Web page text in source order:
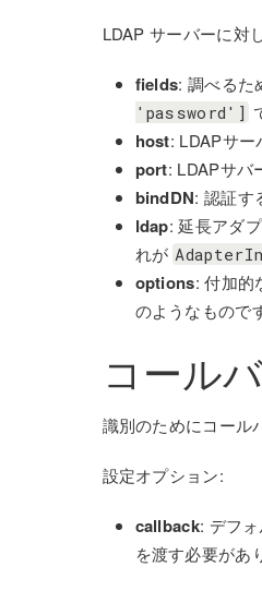
LDAP サーバーに対
fields: 調べるた
'password']
host: LDAPサー
port: LDAPサバ
bindDN: 認証す
ldap: 延長アダ
れが
options: 付加的
のようなもので
コール
識別のためにコール
設定オプション:
callback: デフ
を渡す必要があ